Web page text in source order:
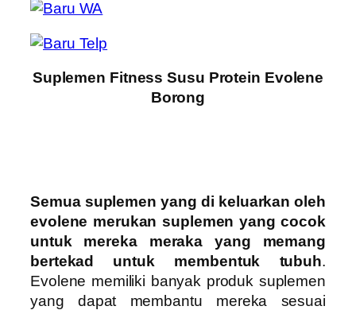
Suplemen Fitness Susu Protein Evolene
Borong
Semua suplemen yang di keluarkan oleh
evolene merukan suplemen yang cocok
untuk mereka meraka yang memang
bertekad untuk membentuk tubuh.
Evolene memiliki banyak produk suplemen
yang dapat membantu mereka sesuai